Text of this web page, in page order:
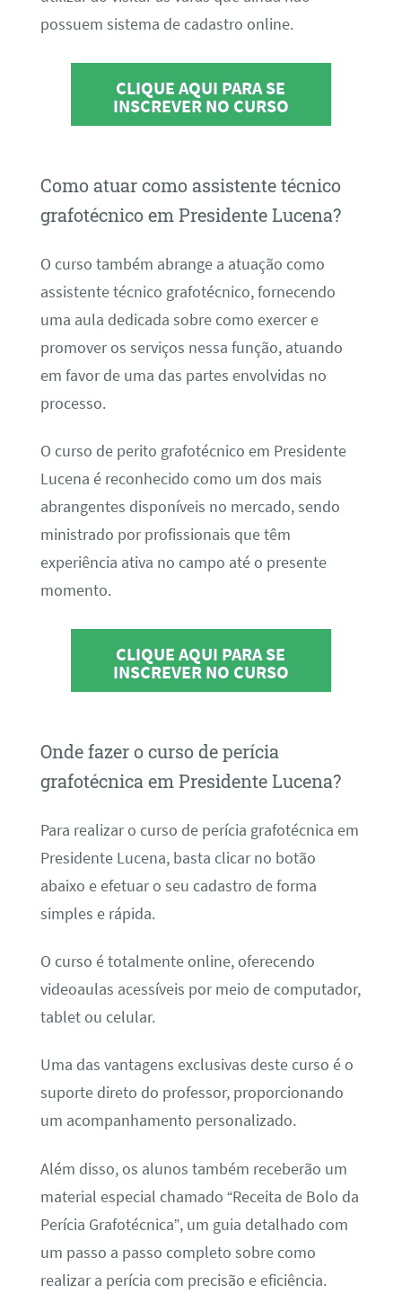
possuem sistema de cadastro online.
CLIQUE AQUI PARA SE
INSCREVER NO CURSO
Como atuar como assistente técnico
grafotécnico em Presidente Lucena?
O curso também abrange a atuação como
assistente técnico grafotécnico, fornecendo
uma aula dedicada sobre como exercer e
promover os serviços nessa função, atuando
em favor de uma das partes envolvidas no
processo.
O curso de perito grafotécnico em Presidente
Lucena é reconhecido como um dos mais
abrangentes disponíveis no mercado, sendo
ministrado por profissionais que têm
experiência ativa no campo até o presente
momento.
CLIQUE AQUI PARA SE
INSCREVER NO CURSO
Onde fazer o curso de perícia
grafotécnica em Presidente Lucena?
Para realizar o curso de perícia grafotécnica em
Presidente Lucena, basta clicar no botão
abaixo e efetuar o seu cadastro de forma
simples e rápida.
O curso é totalmente online, oferecendo
videoaulas acessíveis por meio de computador,
tablet ou celular.
Uma das vantagens exclusivas deste curso é o
suporte direto do professor, proporcionando
um acompanhamento personalizado.
Além disso, os alunos também receberão um
material especial chamado “Receita de Bolo da
Perícia Grafotécnica”, um guia detalhado com
um passo a passo completo sobre como
realizar a perícia com precisão e eficiência.